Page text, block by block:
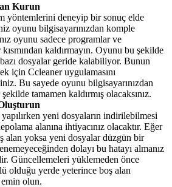
Kurun
yöntemlerini deneyip bir sonuç elde
oyunu bilgisayarınızdan komple
oyunu sadece programlar ve
kaldırmayın. Oyunu bu şekilde
dosyalar geride kalabiliyor. Bunun
için Ccleaner uygulamasını
Bu sayede oyunu bilgisayarınızdan
tamamen kaldırmış olacaksınız.
yeni dosyaların indirilebilmesi
alanına ihtiyacınız olacaktır. Eğer
alan yoksa yeni dosyalar düzgün bir
dolayı bu hatayı almanız
Güncellemeleri yüklemeden önce
olduğu yerde yeterince boş alan
olun.